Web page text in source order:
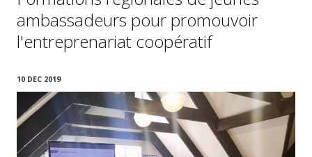
ambassadeurs pour promouvoir
l'entreprenariat coopératif
10 DEC 2019